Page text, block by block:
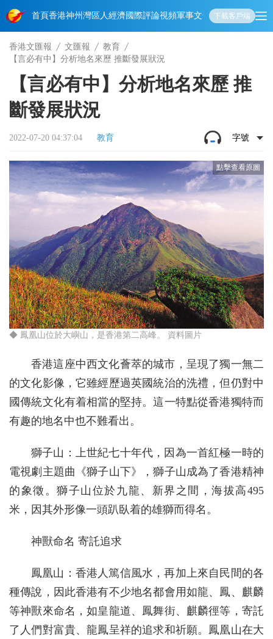
首頁香港神州 灣區人經濟國際評論視頻軍事文化 娛樂生活教育體
下載客戶端
香港文匯報 文匯報
教育
【言必有中】分析地名來歷 推斷發展狀況
【言必有中】分析地名來歷 推
斷發展狀況
2022-07-20 04:37:04 教育 字號
◆ 鳳凰山位於大嶼山，是香港第二高峰。 資料圖片
香港這座中西文化薈萃的城市，呈現了獨一無二
的文化影像，它雖經歷過英國統治的洗禮，但仍對中
國傳統文化有着相當的堅持。這一特點從香港獨特而
有趣的地名中也不難看出。
獅子山：上世紀七十年代，因為一首紅極一時的
電視劇主題曲《獅子山下》，獅子山成為了香港精神
的象徵。獅子山位於九龍、新界之間，海拔高495
米，因其外形像一頭趴臥着的雄獅而得名。
神獸命名 寄託追求
鳳凰山：香港人篤信風水，再加上來自民間的各
種傳說，因此香港有不少地名都會用如龍、鳳、麒麟
等神獸來命名，如皇龍道、鳳舞街、麒麟徑等，寄託
了人們對富貴、龍鳳呈祥的追求和祈願。鳳凰山在大